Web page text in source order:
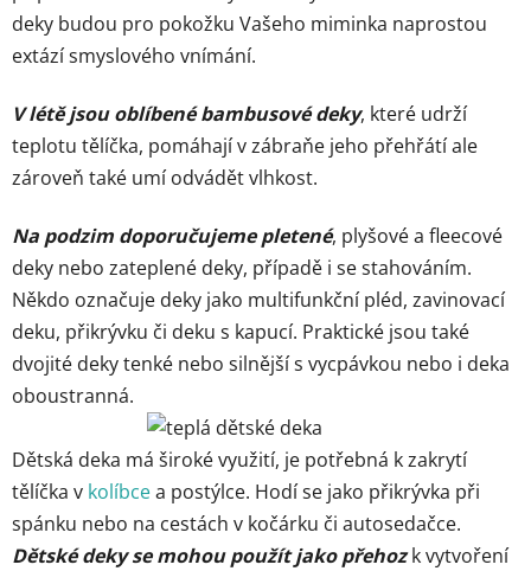
deky budou pro pokožku Vašeho miminka naprostou
extází smyslového vnímání.
V létě jsou oblíbené bambusové deky, které udrží
teplotu tělíčka, pomáhají v zábraňe jeho přehřátí ale
zároveň také umí odvádět vlhkost.
Na podzim doporučujeme pletené, plyšové a fleecové
deky nebo zateplené deky, případě i se stahováním.
Někdo označuje deky jako multifunkční pléd, zavinovací
deku, přikrývku či deku s kapucí. Praktické jsou také
dvojité deky tenké nebo silnější s vycpávkou nebo i deka
oboustranná.
Dětská deka má široké využití, je potřebná k zakrytí
tělíčka v kolíbcea postýlce. Hodí se jako přikrývka při
spánku nebo na cestách v kočárku či autosedačce.
Dětské deky se mohou použít jako přehozk vytvoření